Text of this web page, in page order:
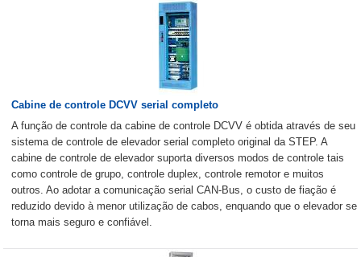
Cabine de controle DCVV serial completo
A função de controle da cabine de controle DCVV é obtida através de seu
sistema de controle de elevador serial completo original da STEP. A
cabine de controle de elevador suporta diversos modos de controle tais
como controle de grupo, controle duplex, controle remotor e muitos
outros. Ao adotar a comunicação serial CAN-Bus, o custo de fiação é
reduzido devido à menor utilização de cabos, enquando que o elevador se
torna mais seguro e confiável.